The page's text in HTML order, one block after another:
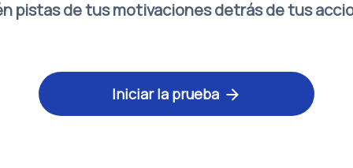
pistas de tus motivaciones detrás de tus
Iniciar la prueba